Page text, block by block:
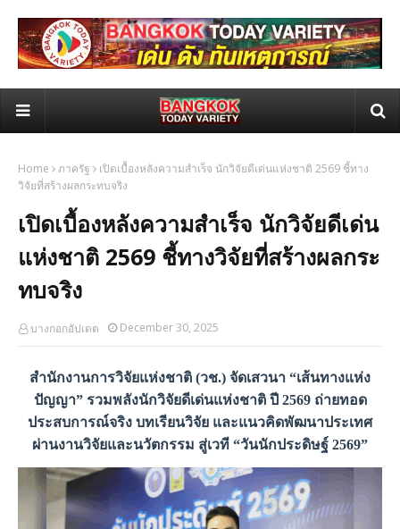
Home ภาครัฐ
เปิดเบื้องหลังความสำเร็จ นักวิจัยดีเด่นแห่งชาติ 2569 ชี้ทาง
วิจัยที่สร้างผลกระทบจริง
เปิดเบื้องหลังความสำเร็จ นักวิจัยดีเด่น
แห่งชาติ 2569 ชี้ทางวิจัยที่สร้างผลกระ
ทบจริง
บางกอกอัปเดต December 30, 2025
สำนักงานการวิจัยแห่งชาติ (วช.) จัดเสวนา “เส้นทางแห่ง
ปัญญา” รวมพลังนักวิจัยดีเด่นแห่งชาติ ปี 2569 ถ่ายทอด
ประสบการณ์จริง บทเรียนวิจัย และแนวคิดพัฒนาประเทศ
ผ่านงานวิจัยและนวัตกรรม สู่เวที “วันนักประดิษฐ์ 2569”